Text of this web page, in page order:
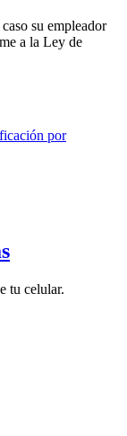
su empleador
a la Ley de
tu celular.